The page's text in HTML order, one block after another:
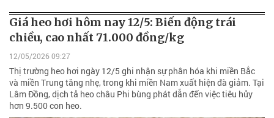
Giá heo hơi hôm nay 12/5: Biến động trái
chiều, cao nhất 71.000 đồng/kg
12/05/2026 09:27
Thị trường heo hơi ngày 12/5 ghi nhận sự phân hóa khi miền Bắc
và miền Trung tăng nhẹ, trong khi miền Nam xuất hiện đà giảm. Tại
Lâm Đồng, dịch tả heo châu Phi bùng phát dẫn đến việc tiêu hủy
hơn 9.500 con heo.